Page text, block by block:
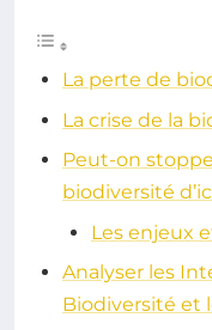
La perte de
La crise de la
Peut-on
biodiversité
Les enjeux
Analyser les
Biodiversité et